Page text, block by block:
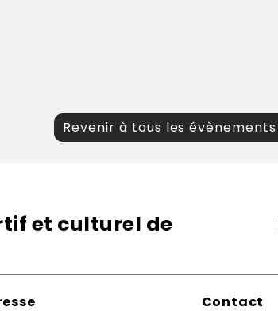
Revenir à tous les évènements
et culturel de
Contact